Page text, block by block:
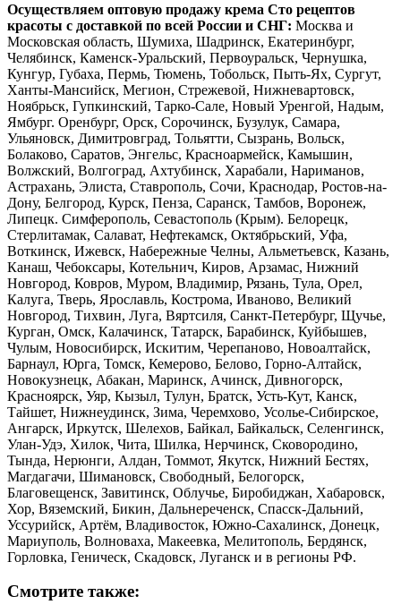
Осуществляем оптовую продажу крема Сто рецептов
красоты с доставкой по всей России и СНГ: Москва и
Московская область, Шумиха, Шадринск, Екатеринбург,
Челябинск, Каменск-Уральский, Первоуральск, Чернушка,
Кунгур, Губаха, Пермь, Тюмень, Тобольск, Пыть-Ях, Сургут,
Ханты-Мансийск, Мегион, Стрежевой, Нижневартовск,
Ноябрьск, Гупкинский, Тарко-Сале, Новый Уренгой, Надым,
Ямбург. Оренбург, Орск, Сорочинск, Бузулук, Самара,
Ульяновск, Димитровград, Тольятти, Сызрань, Вольск,
Болаково, Саратов, Энгельс, Красноармейск, Камышин,
Волжский, Волгоград, Ахтубинск, Харабали, Нариманов,
Астрахань, Элиста, Ставрополь, Сочи, Краснодар, Ростов-на-
Дону, Белгород, Курск, Пенза, Саранск, Тамбов, Воронеж,
Липецк. Симферополь, Севастополь (Крым). Белорецк,
Стерлитамак, Салават, Нефтекамск, Октябрьский, Уфа,
Воткинск, Ижевск, Набережные Челны, Альметьевск, Казань,
Канаш, Чебоксары, Котельнич, Киров, Арзамас, Нижний
Новгород, Ковров, Муром, Владимир, Рязань, Тула, Орел,
Калуга, Тверь, Ярославль, Кострома, Иваново, Великий
Новгород, Тихвин, Луга, Вяртсиля, Санкт-Петербург, Щучье,
Курган, Омск, Калачинск, Татарск, Барабинск, Куйбышев,
Чулым, Новосибирск, Искитим, Черепаново, Новоалтайск,
Барнаул, Юрга, Томск, Кемерово, Белово, Горно-Алтайск,
Новокузнецк, Абакан, Маринск, Ачинск, Дивногорск,
Красноярск, Уяр, Кызыл, Тулун, Братск, Усть-Кут, Канск,
Тайшет, Нижнеудинск, Зима, Черемхово, Усолье-Сибирское,
Ангарск, Иркутск, Шелехов, Байкал, Байкальск, Селенгинск,
Улан-Удэ, Хилок, Чита, Шилка, Нерчинск, Сковородино,
Тында, Нерюнги, Алдан, Томмот, Якутск, Нижний Бестях,
Магдагачи, Шимановск, Свободный, Белогорск,
Благовещенск, Завитинск, Облучье, Биробиджан, Хабаровск,
Хор, Вяземский, Бикин, Дальнереченск, Спасск-Дальний,
Уссурийск, Артём, Владивосток, Южно-Сахалинск, Донецк,
Мариуполь, Волноваха, Макеевка, Мелитополь, Бердянск,
Горловка, Геническ, Скадовск, Луганск и в регионы РФ.
Смотрите также: